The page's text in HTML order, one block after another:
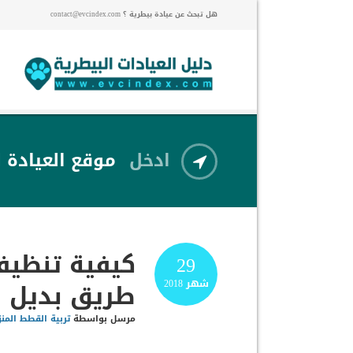
هل تبحث عن عيادة بيطرية ؟ contact@evcindex.com
ادخل موقع العيادة
29
شهر2018 كيفية
طريق
مرسل بواسطةتربية القطط